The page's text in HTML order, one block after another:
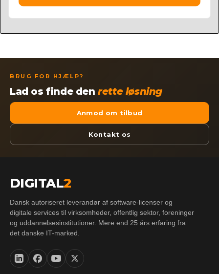
BRUG FOR HJÆLP?
Lad os finde denrette løsning
Anmod om tilbud
Kontakt os
DIGITAL2
Dansk autoriseret leverandør af software-licenser og
digitale services til virksomheder, offentlig sektor, foreninger
og uddannelsesinstitutioner. Mere end 25 års erfaring fra
det danske IT-marked.